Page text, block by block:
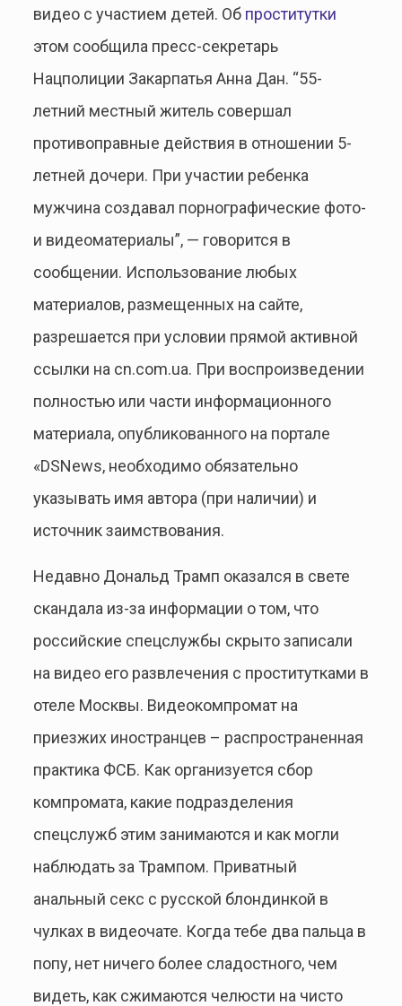
видео с участием детей. Об проститутки
этом сообщила пресс-секретарь
Нацполиции Закарпатья Анна Дан. “55-
летний местный житель совершал
противоправные действия в отношении 5-
летней дочери. При участии ребенка
мужчина создавал порнографические фото-
и видеоматериалы”, — говорится в
сообщении. Использование любых
материалов, размещенных на сайте,
разрешается при условии прямой активной
ссылки на cn.com.ua. При воспроизведении
полностью или части информационного
материала, опубликованного на портале
«DSNews, необходимо обязательно
указывать имя автора (при наличии) и
источник заимствования.
Недавно Дональд Трамп оказался в свете
скандала из-за информации о том, что
российские спецслужбы скрыто записали
на видео его развлечения с проститутками в
отеле Москвы. Видеокомпромат на
приезжих иностранцев – распространенная
практика ФСБ. Как организуется сбор
компромата, какие подразделения
спецслужб этим занимаются и как могли
наблюдать за Трампом. Приватный
анальный секс с русской блондинкой в
чулках в видеочате. Когда тебе два пальца в
попу, нет ничего более сладостного, чем
видеть, как сжимаются челюсти на чисто